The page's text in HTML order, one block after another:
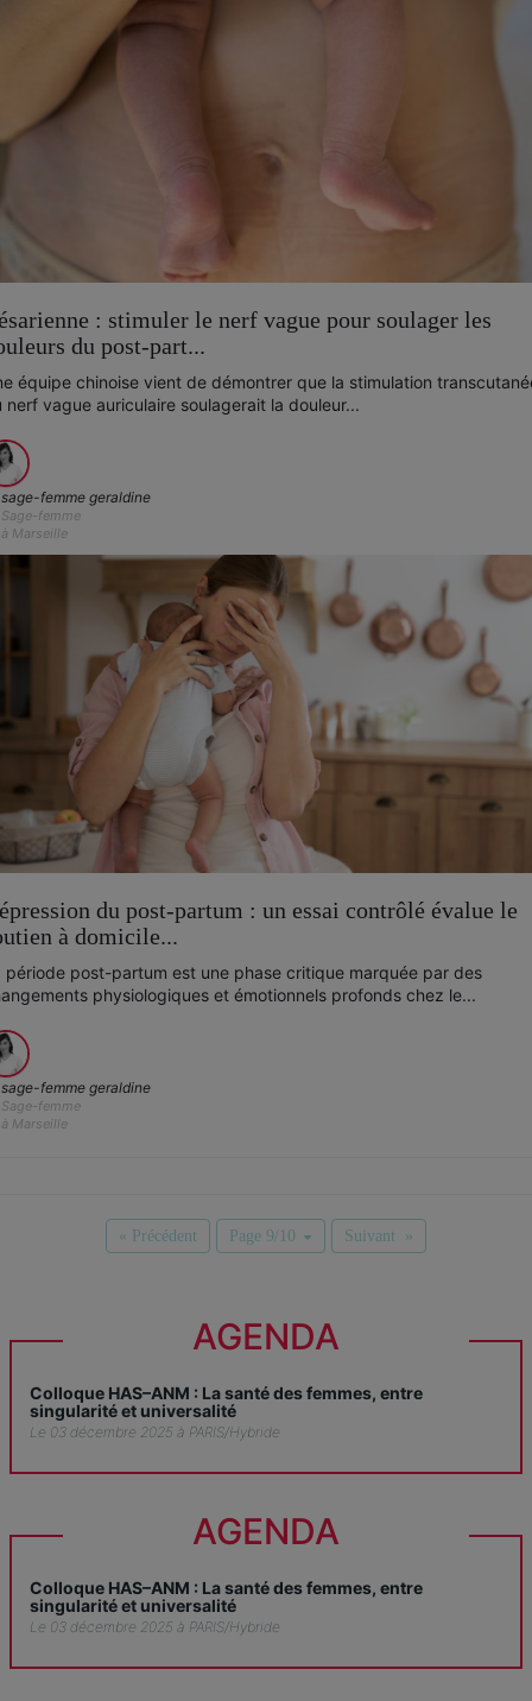
: stimuler le nerf vague pour soulager les
du post-part...
équipe chinoise vient de démontrer que la stimulation
nerf vague auriculaire soulagerait la douleur...
sage-femme geraldine
Sage-femme
à Marseille
du post-partum : un essai contrôlé évalue le
à domicile...
période post-partum est une phase critique marquée par des
physiologiques et émotionnels profonds chez le...
sage-femme geraldine
Sage-femme
à Marseille
« Précédent Page 9/10 Suivant »
AGENDA
Colloque HAS–ANM : La santé des femmes, entre
singularité et universalité
Le 03 décembre 2025 à PARIS/Hybride
AGENDA
Colloque HAS–ANM : La santé des femmes, entre
singularité et universalité
Le 03 décembre 2025 à PARIS/Hybride